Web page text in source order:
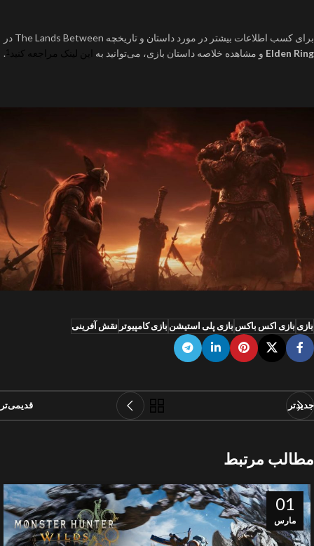
برای کسب اطلاعات بیشتر در مورد داستان و تاریخچه The Lands Between در
Elden Ring و مشاهده خلاصه داستان بازی، می‌توانید به این لینک مراجعه کنید .
بازی بازی اکس باکس بازی پلی استیشن بازی کامپیوتر نقش آفرینی
جدیدتر قدیمی‌تر
مطالب مرتبط
01
مارس